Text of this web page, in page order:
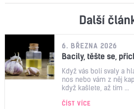
Další
6. BŘEZNA 2026
Bacily, těšte se,
Když vás bolí svaly a
nos nebo vám z něj
když kašlete, až tím ...
ČÍST VÍCE